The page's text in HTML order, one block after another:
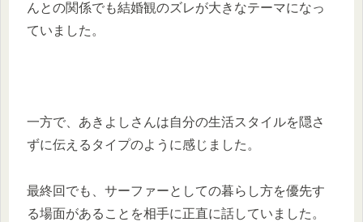
んとの関係でも結婚観のズレが大きなテーマになっ
ていました。
一方で、あきよしさんは自分の生活スタイルを隠さ
ずに伝えるタイプのように感じました。
最終回でも、サーファーとしての暮らし方を優先す
る場面があることを相手に正直に話していました。